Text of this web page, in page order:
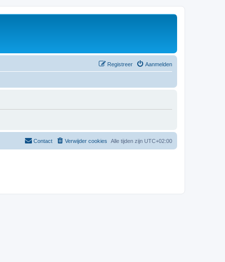
Aanmelden
Registreer
Alle tijden zijn UTC+02:00
Verwijder cookies
Contact